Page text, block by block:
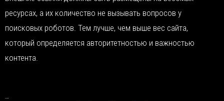
ресурсах, а их количество не вызывать вопросов у
поисковых роботов. Тем лучше, чем выше вес сайта,
который определяется авторитетностью и важностью
контента.